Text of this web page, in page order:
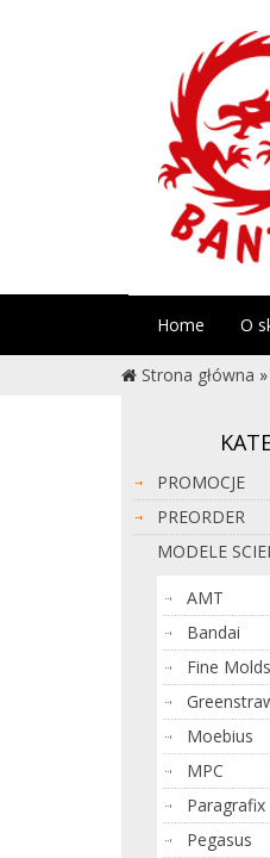
Home O
Strona główna »
PROMOCJE
PREORDER
MODELE
AMT
Bandai
Fine Molds
Moebius
MPC
Paragrafix
Pegasus